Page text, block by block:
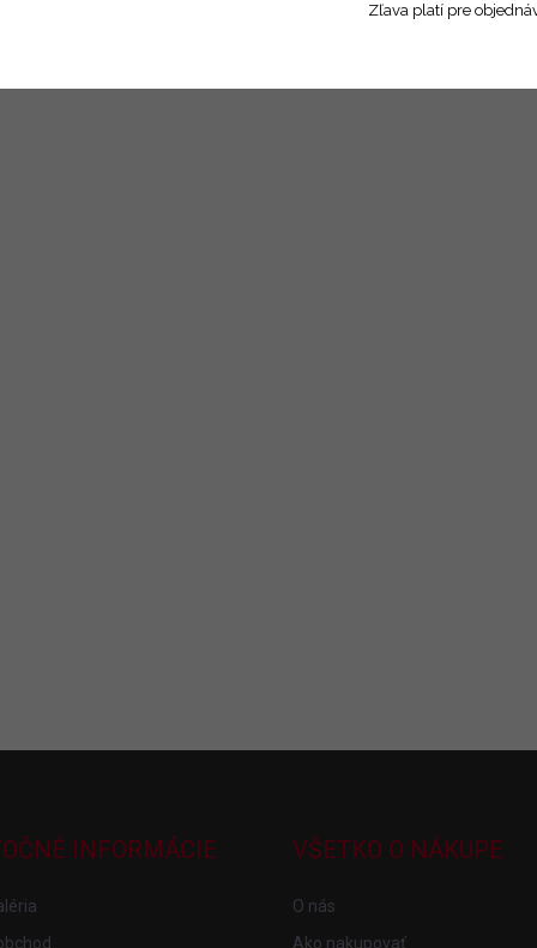
INFORMÁCIE VŠETKO O NÁKUPE
O nás
Ako nakupovať
Zľava platí pre